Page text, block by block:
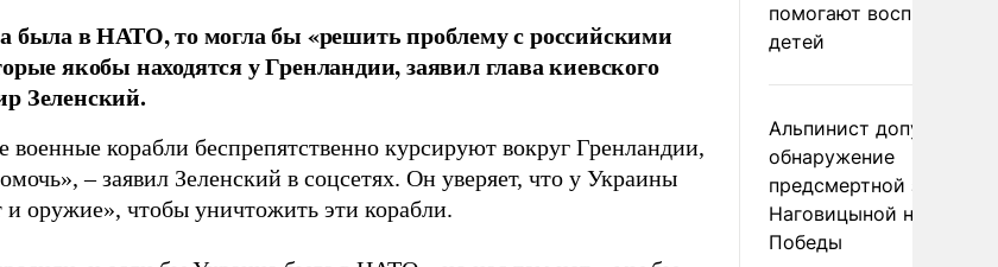
была в НАТО, то могла бы «решить проблему с российскими
якобы находятся у Гренландии, заявил глава киевского
Зеленский.
военные корабли беспрепятственно курсируют вокруг Гренландии,
– заявил Зеленский в соцсетях. Он уверяет, что у Украины
и оружие», чтобы уничтожить эти корабли.
помогают воспитывать
детей
Альпинист допустил
обнаружение
предсмертной записки
Наговицыной на пике
Победы